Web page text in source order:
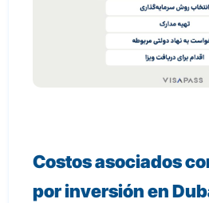
Costos asociados
por inversión en